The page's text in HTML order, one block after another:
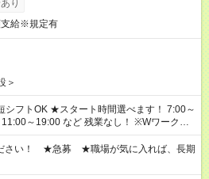
り
支給※規定有
＞
間選べます！ 7:00～
19:00 など 残業なし！ ※Wワークの
合わせ週40時間超の就業はご案内できませ
週20時間以上勤務は社会保険への加入対象
遣法（日雇い派遣の原則禁止）により、
業はご案内が難しい場合があります
さい！ ★急募 ★職場が気に入れば、長期